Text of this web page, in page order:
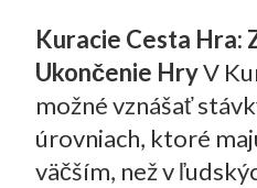
Kuracie Cesta Hra:
Ukončenie HryV
možné vznášať
úrovniach, ktoré
väčším, než v